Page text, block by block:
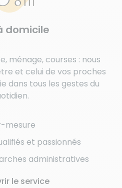
domicile
ménage, courses : nous
et celui de vos proches
dans tous les gestes du
mesure
et passionnés
administratives
le service